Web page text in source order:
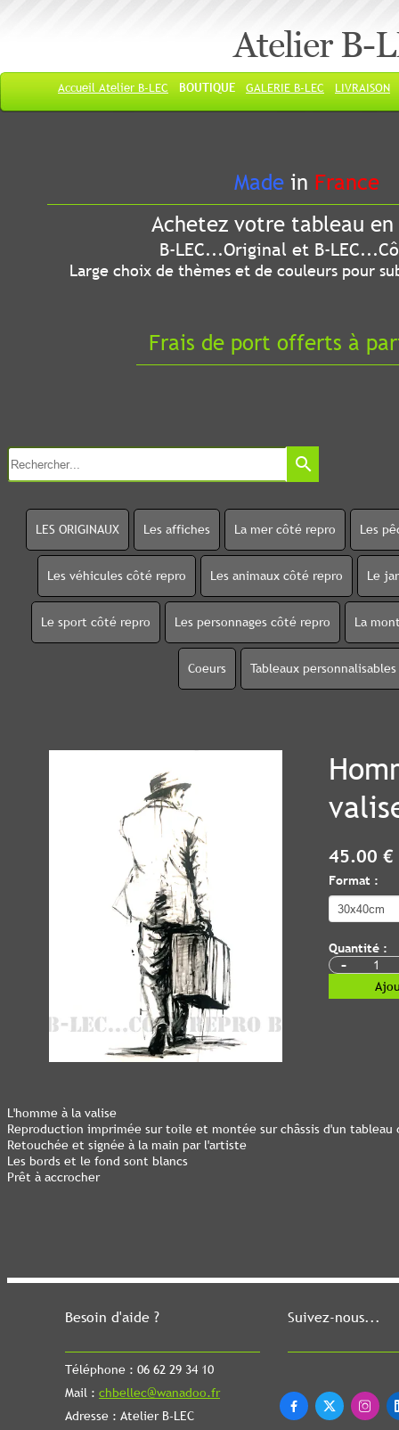
Atelier B-
Accueil Atelier B-LEC BOUTIQUE GALERIE B-LEC LIVRAISON
Besoin d'aide ?
Téléphone : 06 62 29 34 10
Mail : chbellec@wanadoo.fr
Adresse : Atelier B-LEC
Suivez-nous...
  
Made in France
Achetez votre tableau
B-LEC...Original et B-
Large choix de thèmes et de couleurs pour
Frais de port offerts à
search
LES ORIGINAUX Les affiches La mer côté repro Les
Les véhicules côté repro Les animaux côté repro Le
Le sport côté repro Les personnages côté repro La
Coeurs Tableaux personnalisables
45.00 €
Format :
Quantité :
-
L'homme à la valise
Reproduction imprimée sur toile et montée sur châssis d'un tableau
Retouchée et signée à la main par l'artiste
Les bords et le fond sont blancs
Prêt à accrocher